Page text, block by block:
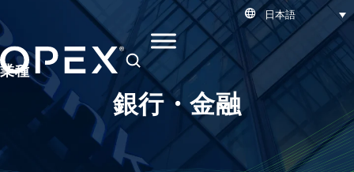
日本語
SEARCH
業種
銀行・金融